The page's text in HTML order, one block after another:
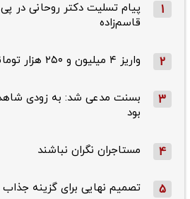
1
پیام تسلیت دکتر روحانی در
قاسم‌زاده
2 واریز ۴ میلیون و ۲۵۰ هزار تومانی
3
بسنت مدعی شد: به زودی شاهد
بود
4 مستاجران نگران نباشند
5 تصمیم نهایی برای گزینه